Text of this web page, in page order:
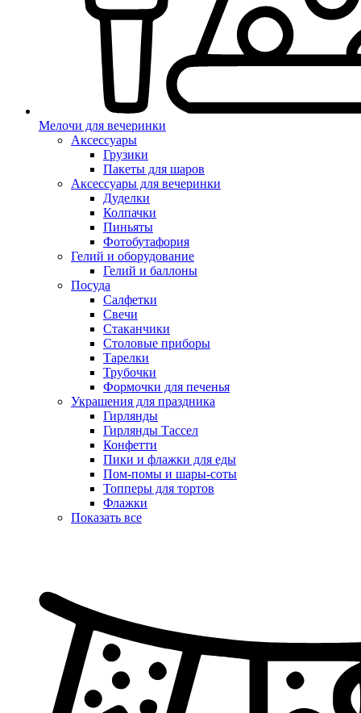
Мелочи для вечеринки
Аксессуары
Грузики
Пакеты для шаров
Аксессуары для вечеринки
Дуделки
Колпачки
Пиньяты
Фотобутафория
Гелий и оборудование
Гелий и баллоны
Посуда
Салфетки
Свечи
Стаканчики
Столовые приборы
Тарелки
Трубочки
Формочки для печенья
Украшения для праздника
Гирлянды
Гирлянды Тассел
Конфетти
Пики и флажки для еды
Пом-помы и шары-соты
Топперы для тортов
Флажки
Показать все